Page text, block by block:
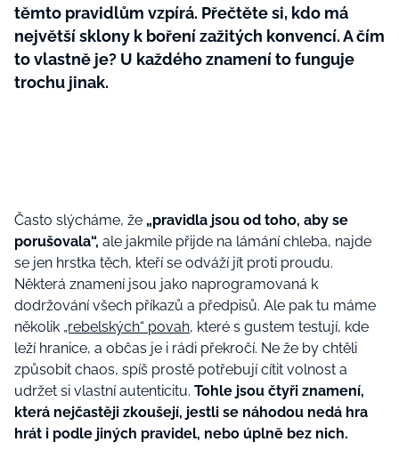
těmto pravidlům vzpírá. Přečtěte si, kdo má
největší sklony k boření zažitých konvencí. A čím
to vlastně je? U každého znamení to funguje
trochu jinak.
Často slýcháme, že „pravidla jsou od toho, aby se
porušovala“, ale jakmile přijde na lámání chleba, najde
se jen hrstka těch, kteří se odváží jít proti proudu.
Některá znamení jsou jako naprogramovaná k
dodržování všech příkazů a předpisů. Ale pak tu máme
několik „rebelských“ povah, které s gustem testují, kde
leží hranice, a občas je i rádi překročí. Ne že by chtěli
způsobit chaos, spíš prostě potřebují cítit volnost a
udržet si vlastní autenticitu. Tohle jsou čtyři znamení,
která nejčastěji zkoušejí, jestli se náhodou nedá hra
hrát i podle jiných pravidel, nebo úplně bez nich.